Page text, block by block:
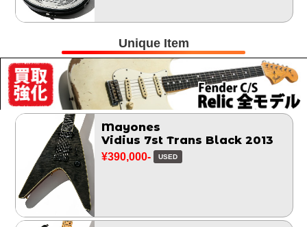
Unique Item
Mayones
Vidius 7st Trans Black 2013
¥390,000- USED